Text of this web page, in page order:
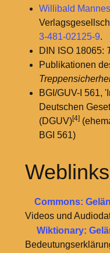
Willibald Mannes
3-481-02125-9.
DIN ISO 18065:
Publikationen
BGI/GUV-I 561,
Deutschen
(DGUV)[4]
BGI 561)
Weblinks
Commons:
Videos und
Wiktionary: